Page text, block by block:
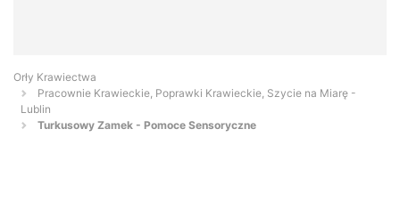
Orły Krawiectwa
Pracownie Krawieckie, Poprawki Krawieckie, Szycie na Miarę -
Lublin
Turkusowy Zamek - Pomoce Sensoryczne